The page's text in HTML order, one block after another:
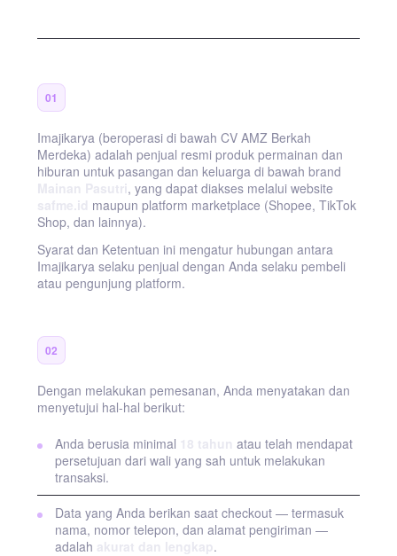
01
Imajikarya (beroperasi di bawah CV AMZ Berkah
Merdeka) adalah penjual resmi produk permainan dan
hiburan untuk pasangan dan keluarga di bawah brand
, yang dapat diakses melalui website
maupun platform marketplace (Shopee, TikTok
Shop, dan lainnya).
Syarat dan Ketentuan ini mengatur hubungan antara
Imajikarya selaku penjual dengan Anda selaku pembeli
atau pengunjung platform.
02
Dengan melakukan pemesanan, Anda menyatakan dan
menyetujui hal-hal berikut:
Anda berusia minimal
atau telah mendapat
persetujuan dari wali yang sah untuk melakukan
transaksi.
Data yang Anda berikan saat checkout — termasuk
nama, nomor telepon, dan alamat pengiriman —
adalah
.